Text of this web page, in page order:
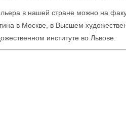
в нашей стране можно на
в Москве, в Высшем
институте во Львове.